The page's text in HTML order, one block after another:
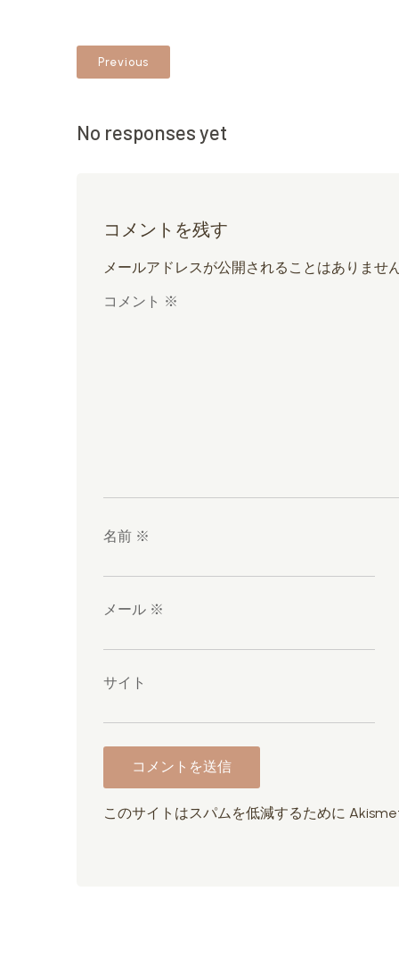
Previous
No responses yet
コメントを残す
メールアドレスが公開されることはありませ
コメント ※
名前 ※
メール ※
サイト
このサイトはスパムを低減するために